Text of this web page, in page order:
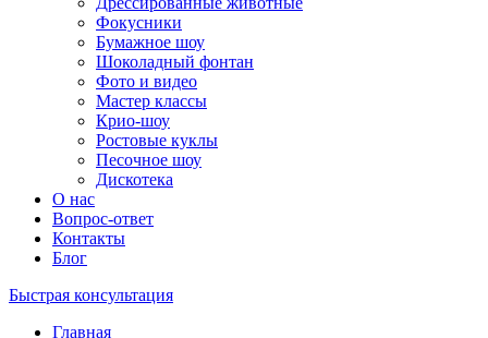
Фокусники
Бумажное шоу
Шоколадный фонтан
Фото и видео
Мастер классы
Крио-шоу
Ростовые куклы
Песочное шоу
Дискотека
О нас
Вопрос-ответ
Контакты
Блог
Быстрая консультация
Главная